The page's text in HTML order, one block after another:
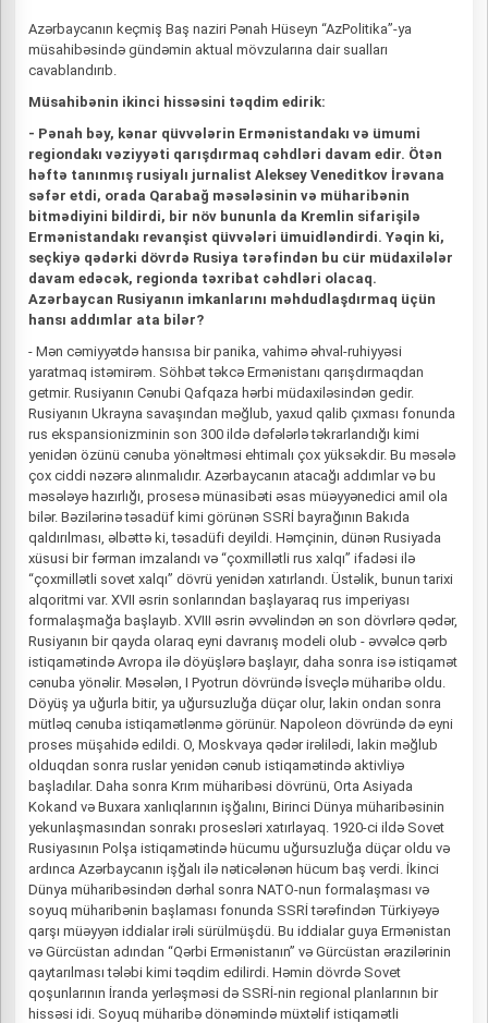
Azərbaycanın keçmiş Baş naziri Pənah Hüseyn “AzPolitika”-ya
müsahibəsində gündəmin aktual mövzularına dair sualları
cavablandırıb.
Müsahibənin ikinci hissəsini təqdim edirik:
- Pənah bəy, kənar qüvvələrin Ermənistandakı və ümumi
regiondakı vəziyyəti qarışdırmaq cəhdləri davam edir. Ötən
həftə tanınmış rusiyalı jurnalist Aleksey Veneditkov İrəvana
səfər etdi, orada Qarabağ məsələsinin və müharibənin
bitmədiyini bildirdi, bir növ bununla da Kremlin sifarişilə
Ermənistandakı revanşist qüvvələri ümuidləndirdi. Yəqin ki,
seçkiyə qədərki dövrdə Rusiya tərəfindən bu cür müdaxilələr
davam edəcək, regionda təxribat cəhdləri olacaq.
Azərbaycan Rusiyanın imkanlarını məhdudlaşdırmaq üçün
hansı addımlar ata bilər?
- Mən cəmiyyətdə hansısa bir panika, vahimə əhval-ruhiyyəsi
yaratmaq istəmirəm. Söhbət təkcə Ermənistanı qarışdırmaqdan
getmir. Rusiyanın Cənubi Qafqaza hərbi müdaxiləsindən gedir.
Rusiyanın Ukrayna savaşından məğlub, yaxud qalib çıxması fonunda
rus ekspansionizminin son 300 ildə dəfələrlə təkrarlandığı kimi
yenidən özünü cənuba yönəltməsi ehtimalı çox yüksəkdir. Bu məsələ
çox ciddi nəzərə alınmalıdır. Azərbaycanın atacağı addımlar və bu
məsələyə hazırlığı, prosesə münasibəti əsas müəyyənedici amil ola
bilər. Bəzilərinə təsadüf kimi görünən SSRİ bayrağının Bakıda
qaldırılması, əlbəttə ki, təsadüfi deyildi. Həmçinin, dünən Rusiyada
xüsusi bir fərman imzalandı və “çoxmillətli rus xalqı” ifadəsi ilə
“çoxmillətli sovet xalqı” dövrü yenidən xatırlandı. Üstəlik, bunun tarixi
alqoritmi var. XVII əsrin sonlarından başlayaraq rus imperiyası
formalaşmağa başlayıb. XVIII əsrin əvvəlindən ən son dövrlərə qədər,
Rusiyanın bir qayda olaraq eyni davranış modeli olub - əvvəlcə qərb
istiqamətində Avropa ilə döyüşlərə başlayır, daha sonra isə istiqamət
cənuba yönəlir. Məsələn, I Pyotrun dövründə İsveçlə müharibə oldu.
Döyüş ya uğurla bitir, ya uğursuzluğa düçar olur, lakin ondan sonra
mütləq cənuba istiqamətlənmə görünür. Napoleon dövründə də eyni
proses müşahidə edildi. O, Moskvaya qədər irəlilədi, lakin məğlub
olduqdan sonra ruslar yenidən cənub istiqamətində aktivliyə
başladılar. Daha sonra Krım müharibəsi dövrünü, Orta Asiyada
Kokand və Buxara xanlıqlarının işğalını, Birinci Dünya müharibəsinin
yekunlaşmasından sonrakı prosesləri xatırlayaq. 1920-ci ildə Sovet
Rusiyasının Polşa istiqamətində hücumu uğursuzluğa düçar oldu və
ardınca Azərbaycanın işğalı ilə nəticələnən hücum baş verdi. İkinci
Dünya müharibəsindən dərhal sonra NATO-nun formalaşması və
soyuq müharibənin başlaması fonunda SSRİ tərəfindən Türkiyəyə
qarşı müəyyən iddialar irəli sürülmüşdü. Bu iddialar guya Ermənistan
və Gürcüstan adından “Qərbi Ermənistanın” və Gürcüstan ərazilərinin
qaytarılması tələbi kimi təqdim edilirdi. Həmin dövrdə Sovet
qoşunlarının İranda yerləşməsi də SSRİ-nin regional planlarının bir
hissəsi idi. Soyuq müharibə dönəmində müxtəlif istiqamətli